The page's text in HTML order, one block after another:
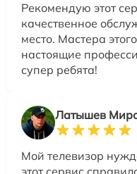
Рекомендую этот
качественное
место. Мастера
настоящие
супер ребята!
Латышев
Мой телевизор